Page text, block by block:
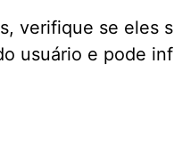
verifique se eles
usuário e pode